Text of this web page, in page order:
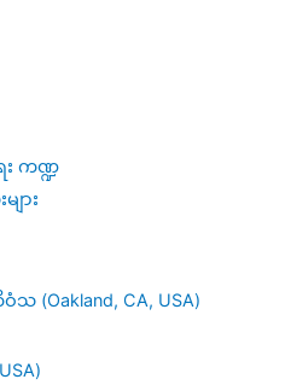
း ကဏ္ဍ
ား
(Oakland, CA, USA)